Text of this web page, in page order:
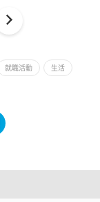
就職活動 生活